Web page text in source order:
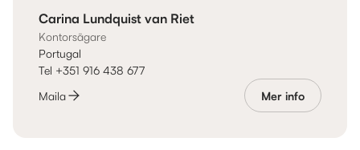
Carina Lundquist van Riet
Kontorsägare
Portugal
Tel +351 916 438 677
Maila
Mer info